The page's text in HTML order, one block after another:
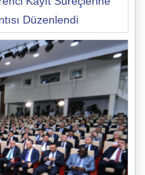
Düzenlendi